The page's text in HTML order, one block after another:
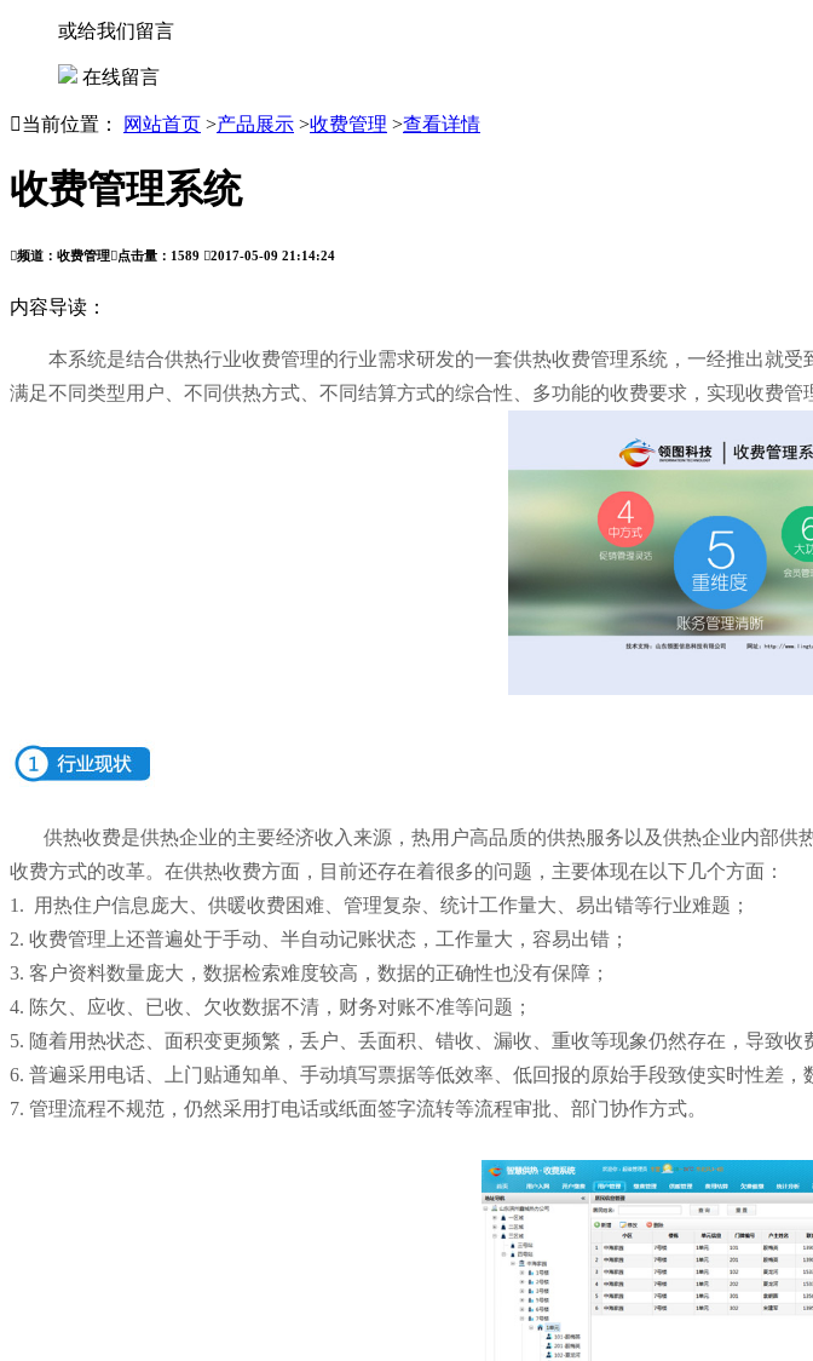
或给我们留言
在线留言
当前位置： 网站首页 >产品展示 >收费管理 >查看详情
收费管理系统
频道：收费管理点击量： 1589 2017-05-09 21:14:24
内容导读：
本系统是结合供热行业收费管理的行业需求研发的一套供热收费管理系统，一经推出就
满足不同类型用户、不同供热方式、不同结算方式的综合性、多功能的收费要求，实现收费
供热收费是供热企业的主要经济收入来源，热用户高品质的供热服务以及供热企业内部
收费方式的改革。在供热收费方面，目前还存在着很多的问题，主要体现在以下几个方面：
1.
用热住户信息庞大、供暖收费困难、管理复杂、统计工作量大、易出错等行业难题；
2. 收费管理上还普遍处于手动、半自动记账状态，工作量大，容易出错；
3. 客户资料数量庞大，数据检索难度较高，数据的正确性也没有保障；
4. 陈欠、应收、已收、欠收数据不清，财务对账不准等问题；
5. 随着用热状态、面积变更频繁，丢户、丢面积、错收、漏收、重收等现象仍然存在，导致收
6. 普遍采用电话、上门贴通知单、手动填写票据等低效率、低回报的原始手段致使实时性差，
7. 管理流程不规范，仍然采用打电话或纸面签字流转等流程审批、部门协作方式。